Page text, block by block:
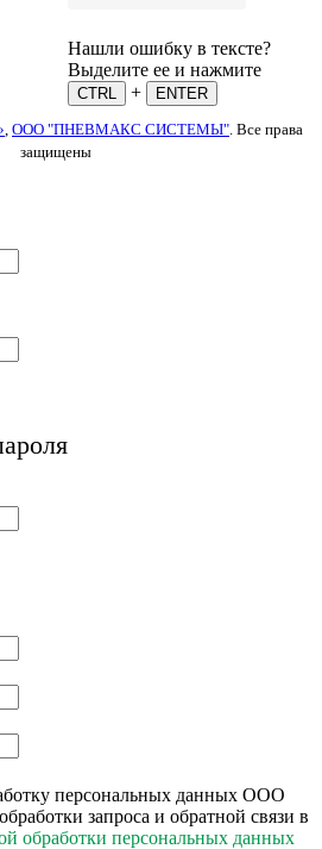
Нашли ошибку в тексте?
Выделите ее и нажмите
CTRL +
ENTER
ООО "ПНЕВМАКС СИСТЕМЫ" . Все права
защищены
персональных данных ООО
запроса и обратной связи в
обработки персональных данных